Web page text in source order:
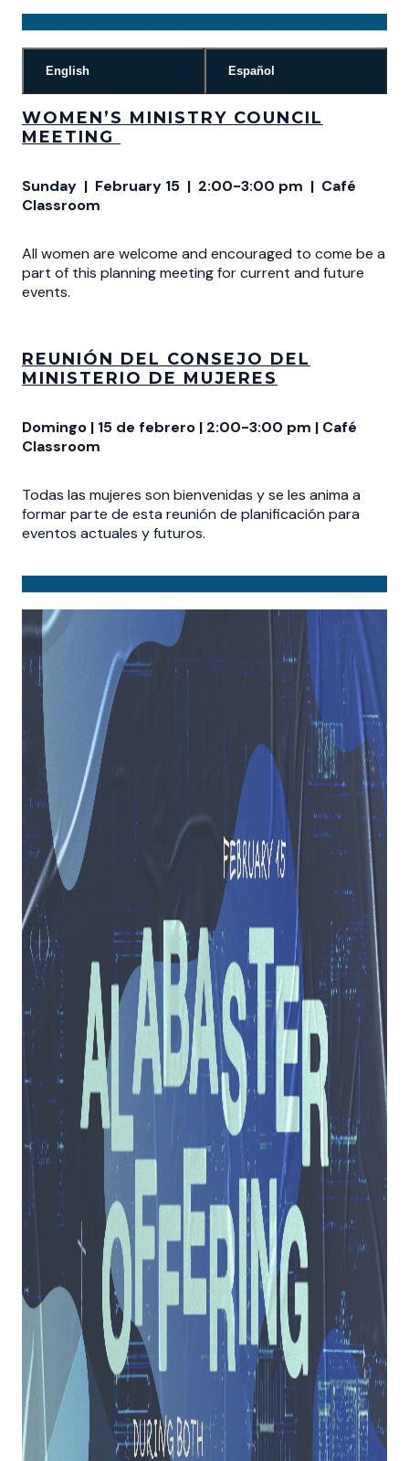
English Español
WOMEN’S MINISTRY COUNCIL
MEETING
Sunday | February 15 | 2:00-3:00 pm | Café
Classroom
All women are welcome and encouraged to come be a
part of this planning meeting for current and future
events.
REUNIÓN DEL CONSEJO DEL
MINISTERIO DE MUJERES
Domingo | 15 de febrero | 2:00-3:00 pm | Café
Classroom
Todas las mujeres son bienvenidas y se les anima a
formar parte de esta reunión de planificación para
eventos actuales y futuros.